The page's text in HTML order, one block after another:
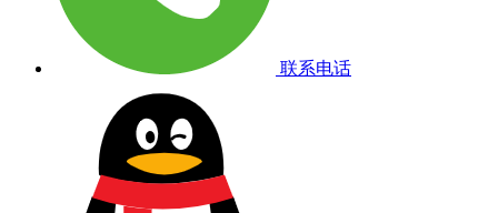
联系电话